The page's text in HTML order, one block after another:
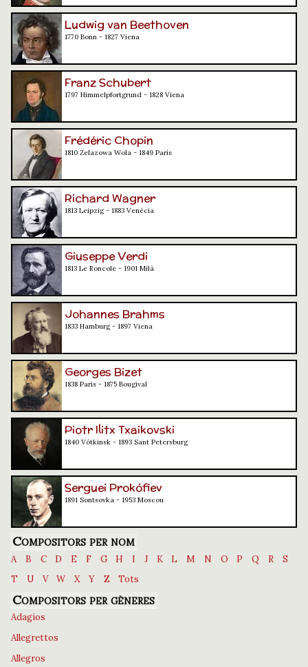
Ludwig van Beethoven
1770 Bonn - 1827 Viena
Franz Schubert
1797 Himmelpfortgrund - 1828 Viena
Frédéric Chopin
1810 Żelazowa Wola - 1849 París
Richard Wagner
1813 Leipzig - 1883 Venècia
Giuseppe Verdi
1813 Le Roncole - 1901 Milà
Johannes Brahms
1833 Hamburg - 1897 Viena
Georges Bizet
1838 París - 1875 Bougival
Piotr Ilitx Txaikovski
1840 Vótkinsk - 1893 Sant Petersburg
Serguei Prokófiev
1891 Sontsovka - 1953 Moscou
Compositors per nom
A B C D E F G H I J K L M N O P Q R
S
T
U V W X Y Z Tots
Compositors per gèneres
Adagios
Allegrettos
Allegros